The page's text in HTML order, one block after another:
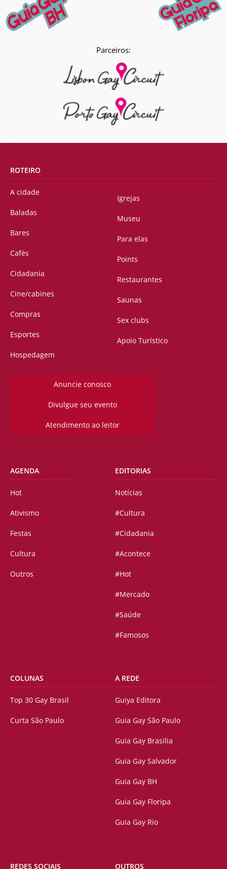
Parceiros:
ROTEIRO
A cidade
Baladas
Bares
Cafés
Cidadania
Cine/cabines
Compras
Esportes
Hospedagem
Igrejas
Museu
Para elas
Points
Restaurantes
Saunas
Sex clubs
Apoio Turístico
Anuncie conosco
Divulgue seu evento
Atendimento ao leitor
AGENDA
Hot
Ativismo
Festas
Cultura
Outros
EDITORIAS
Notícias
#Cultura
#Cidadania
#Acontece
#Hot
#Mercado
#Saúde
#Famosos
COLUNAS
Top 30 Gay Brasil
Curta São Paulo
A REDE
Guiya Editora
Guia Gay São Paulo
Guia Gay Brasilia
Guia Gay Salvador
Guia Gay BH
Guia Gay Floripa
Guia Gay Rio
REDES SOCIAIS OUTROS